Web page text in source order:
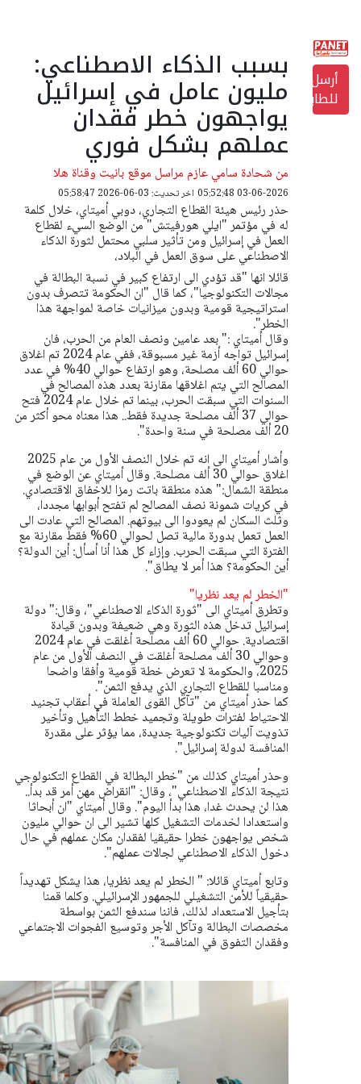
أرسل
للطابعة
بسبب الذكاء الاصطناعي:
مليون عامل في إسرائيل
يواجهون خطر فقدان
عملهم بشكل فوري
من شحادة سامي عازم مراسل موقع بانيت وقناة هلا
03-06-2026 05:52:48 اخر تحديث: 03-06-2026 05:58:47
حذر رئيس هيئة القطاع التجاري، دوبي أميتاي، خلال كلمة
له في مؤتمر "ايلي هورفيتش" من الوضع السيء لقطاع
العمل في إسرائيل ومن تأثير سلبي محتمل لثورة الذكاء
الاصطناعي على سوق العمل في البلاد،
قائلا انها "قد تؤدي الى ارتفاع كبير في نسبة البطالة في
مجالات التكنولوجيا"، كما قال "ان الحكومة تتصرف بدون
استراتيجية قومية وبدون ميزانيات خاصة لمواجهة هذا
الخطر".
وقال أميتاي :" بعد عامين ونصف العام من الحرب، فان
إسرائيل تواجه أزمة غير مسبوقة، ففي عام 2024 تم اغلاق
حوالي 60 ألف مصلحة، وهو ارتفاع حوالي 40% في عدد
المصالح التي يتم اغلاقها مقارنة بعدد هذه المصالح في
السنوات التي سبقت الحرب، بينما تم خلال عام 2024 فتح
حوالي 37 ألف مصلحة جديدة فقط.. هذا معناه محو أكثر من
20 ألف مصلحة في سنة واحدة".
وأشار أميتاي الى انه تم خلال النصف الأول من عام 2025
اغلاق حوالي 30 ألف مصلحة. وقال أميتاي عن الوضع في
منطقة الشمال:" هذه منطقة باتت رمزا للاخفاق الاقتصادي.
في كريات شمونة نصف المصالح لم تفتح أبوابها مجددا،
وثلث السكان لم يعودوا الى بيوتهم. المصالح التي عادت الى
العمل تعمل بدورة مالية تصل لحوالي 60% فقط مقارنة مع
الفترة التي سبقت الحرب. وإزاء كل هذا أنا أسأل: أين الدولة؟
أين الحكومة؟ هذا أمر لا يطاق".
"الخطر لم يعد نظريا"
وتطرق أميتاي الى "ثورة الذكاء الاصطناعي"، وقال:" دولة
إسرائيل تدخل هذه الثورة وهي ضعيفة وبدون قيادة
اقتصادية. حوالي 60 ألف مصلحة أغلقت في عام 2024
وحوالي 30 ألف مصلحة أغلقت في النصف الأول من عام
2025، والحكومة لا تعرض خطة قومية وأفقا واضحا
ومناسبا للقطاع التجاري الذي يدفع الثمن".
كما حذر أميتاي من "تآكل القوى العاملة في أعقاب تجنيد
الاحتياط لفترات طويلة وتجميد خطط التأهيل وتأخير
تذويت آليات تكنولوجية جديدة، مما يؤثر على مقدرة
المنافسة لدولة إسرائيل".
وحذر أميتاي كذلك من "خطر البطالة في القطاع التكنولوجي
نتيجة الذكاء الاصطناعي"، وقال: "انقراض مهن أمر قد بدأ..
هذا لن يحدث غدا، هذا بدأ اليوم". وقال أميتاي "ان أبحاثا
واستعدادا لخدمات التشغيل كلها تشير الى ان حوالي مليون
شخص يواجهون خطرا حقيقيا لفقدان مكان عملهم في حال
دخول الذكاء الاصطناعي لجالات عملهم".
وتابع أميتاي قائلا: " الخطر لم يعد نظريا، هذا يشكل تهديداً
حقيقياً للأمن التشغيلي للجمهور الإسرائيلي. وكلما قمنا
بتأجيل الاستعداد لذلك، فاننا سندفع الثمن بواسطة
مخصصات البطالة وتآكل الأجر وتوسيع الفجوات الاجتماعي
وفقدان التفوق في المنافسة".